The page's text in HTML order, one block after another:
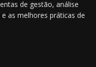
de gestão, análise
as melhores práticas de